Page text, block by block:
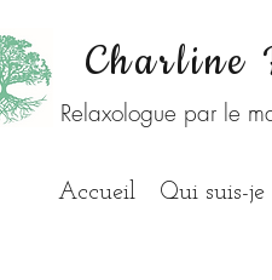
Charline
Relaxologue par le
Accueil Qui suis-je